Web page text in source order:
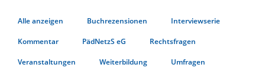
Alle anzeigen Buchrezensionen Interviewserie
Kommentar PädNetzS eG Rechtsfragen
Veranstaltungen Weiterbildung Umfragen